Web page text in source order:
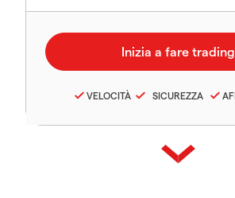
VELOCITÀ SICUREZZA